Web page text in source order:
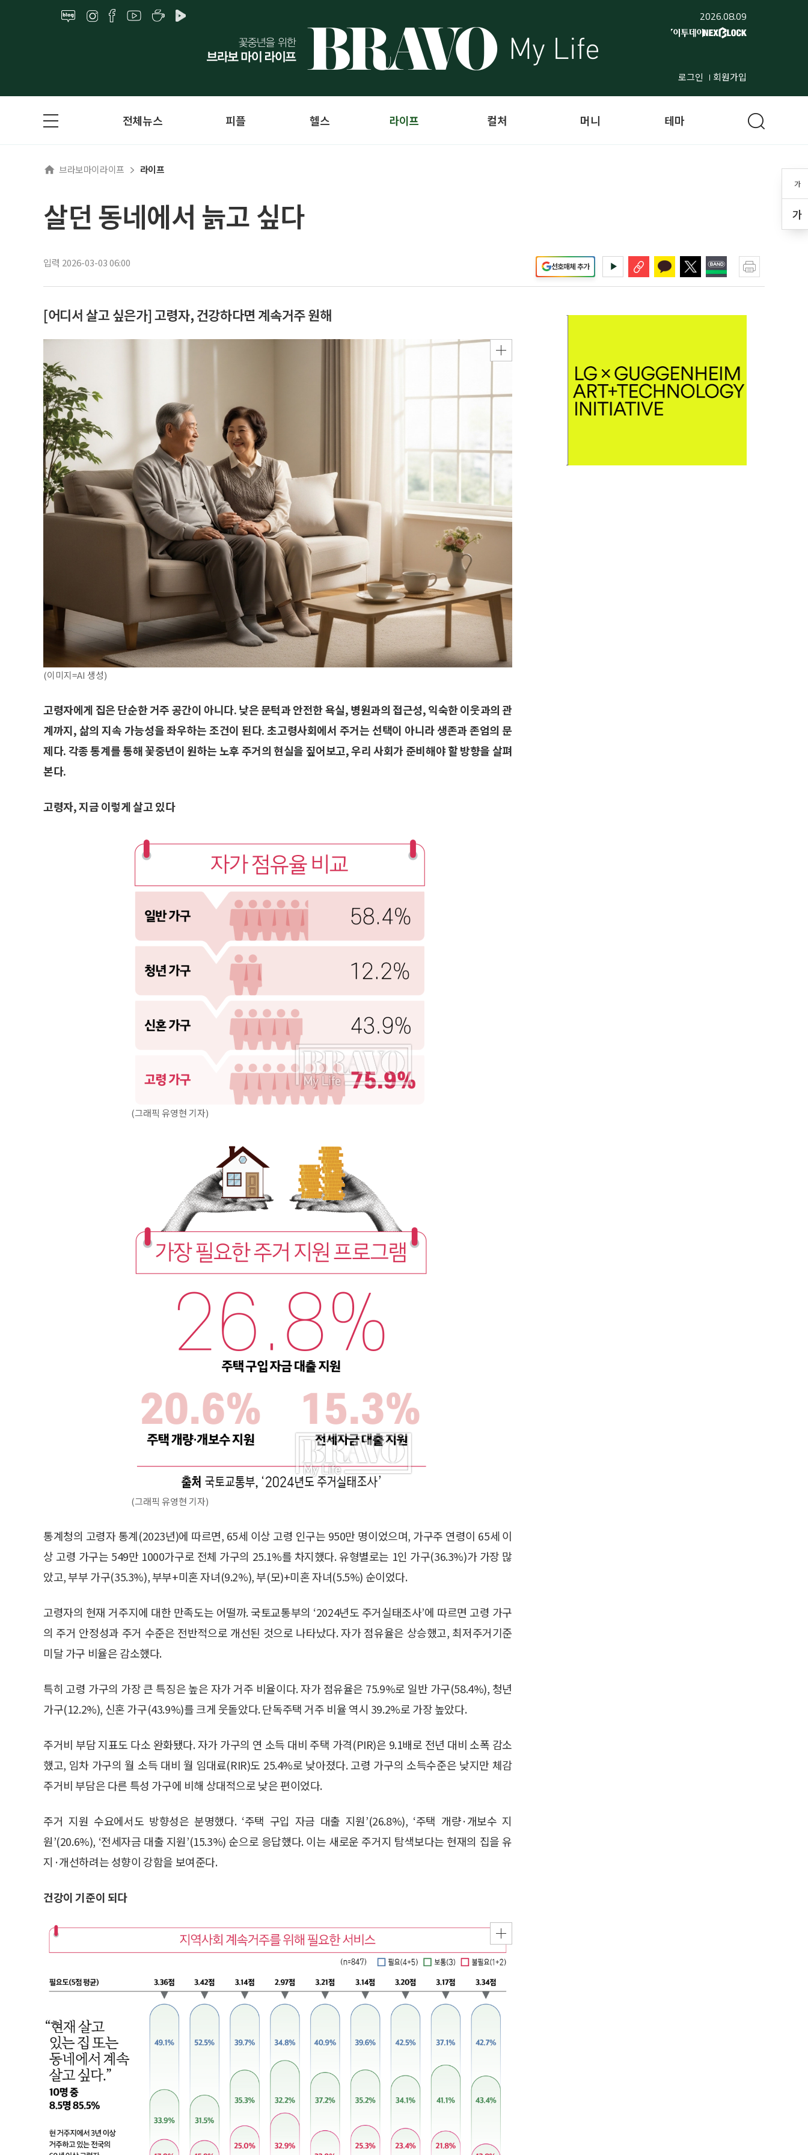
2026.08.09
로그인 회원가입
가
가
전체뉴스 피플 헬스 라이프 컬처 머니 테마
브라보마이라이프 라이프
살던 동네에서 늙고 싶다
입력 2026-03-03 06:00 선호매체 추가
[어디서 살고 싶은가] 고령자, 건강하다면 계속거주 원해
(이미지=AI 생성)
고령자에게 집은 단순한 거주 공간이 아니다. 낮은 문턱과 안전한 욕실, 병원과의 접근성, 익숙한 이웃과의 관
계까지, 삶의 지속 가능성을 좌우하는 조건이 된다. 초고령사회에서 주거는 선택이 아니라 생존과 존엄의 문
제다. 각종 통계를 통해 꽃중년이 원하는 노후 주거의 현실을 짚어보고, 우리 사회가 준비해야 할 방향을 살펴
본다.
고령자, 지금 이렇게 살고 있다
(그래픽 유영현 기자)
(그래픽 유영현 기자)
통계청의 고령자 통계(2023년)에 따르면, 65세 이상 고령 인구는 950만 명이었으며, 가구주 연령이 65세 이
상 고령 가구는 549만 1000가구로 전체 가구의 25.1%를 차지했다. 유형별로는 1인 가구(36.3%)가 가장 많
았고, 부부 가구(35.3%), 부부+미혼 자녀(9.2%), 부(모)+미혼 자녀(5.5%) 순이었다.
고령자의 현재 거주지에 대한 만족도는 어떨까. 국토교통부의 ‘2024년도 주거실태조사’에 따르면 고령 가구
의 주거 안정성과 주거 수준은 전반적으로 개선된 것으로 나타났다. 자가 점유율은 상승했고, 최저주거기준
미달 가구 비율은 감소했다.
특히 고령 가구의 가장 큰 특징은 높은 자가 거주 비율이다. 자가 점유율은 75.9%로 일반 가구(58.4%), 청년
가구(12.2%), 신혼 가구(43.9%)를 크게 웃돌았다. 단독주택 거주 비율 역시 39.2%로 가장 높았다.
주거비 부담 지표도 다소 완화됐다. 자가 가구의 연 소득 대비 주택 가격(PIR)은 9.1배로 전년 대비 소폭 감소
했고, 임차 가구의 월 소득 대비 월 임대료(RIR)도 25.4%로 낮아졌다. 고령 가구의 소득수준은 낮지만 체감
주거비 부담은 다른 특성 가구에 비해 상대적으로 낮은 편이었다.
주거 지원 수요에서도 방향성은 분명했다. ‘주택 구입 자금 대출 지원’(26.8%), ‘주택 개량·개보수 지
원’(20.6%), ‘전세자금 대출 지원’(15.3%) 순으로 응답했다. 이는 새로운 주거지 탐색보다는 현재의 집을 유
지·개선하려는 성향이 강함을 보여준다.
건강이 기준이 되다